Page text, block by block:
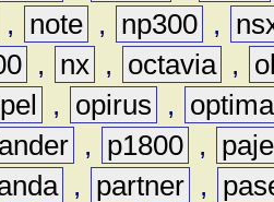
, note , np300 ,
, nx , octavia ,
, opirus ,
optima
, p1800 ,
, partner ,